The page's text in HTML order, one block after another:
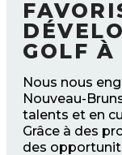
GOLF
Nous nous
Nouveau-
talents et en
Grâce à des
des